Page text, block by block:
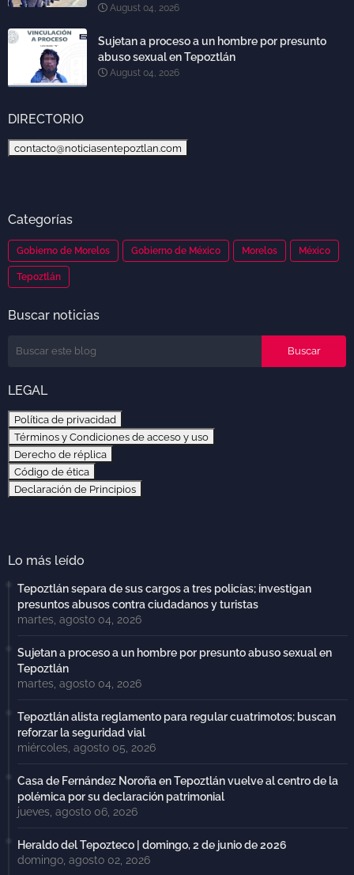
August 04, 2026
Sujetan a proceso a un hombre por presunto
abuso sexual en Tepoztlán
August 04, 2026
DIRECTORIO
contacto@noticiasentepoztlan.com
Categorías
Gobierno de Morelos Gobierno de México Morelos México
Tepoztlán
Buscar noticias
LEGAL
Política de privacidad
Términos y Condiciones de acceso y uso
Derecho de réplica
Código de ética
Declaración de Principios
Lo más leído
Tepoztlán separa de sus cargos a tres policías; investigan
presuntos abusos contra ciudadanos y turistas
martes, agosto 04, 2026
Sujetan a proceso a un hombre por presunto abuso sexual en
Tepoztlán
martes, agosto 04, 2026
Tepoztlán alista reglamento para regular cuatrimotos; buscan
reforzar la seguridad vial
miércoles, agosto 05, 2026
Casa de Fernández Noroña en Tepoztlán vuelve al centro de la
polémica por su declaración patrimonial
jueves, agosto 06, 2026
Heraldo del Tepozteco | domingo, 2 de junio de 2026
domingo, agosto 02, 2026